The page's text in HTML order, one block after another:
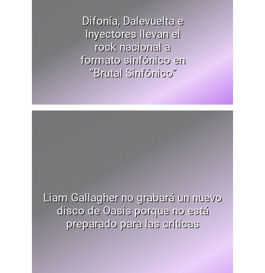
Difonía, Dalevuelta e
Inyectores llevan el
rock nacional a
formato sinfónico en
“Brutal Sinfónico”
Liam Gallagher no grabará un nuevo
disco de Oasis porque no está
preparado para las críticas